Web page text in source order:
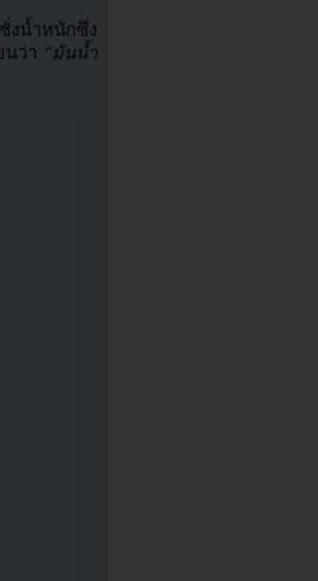
งน้ำหนักซึ่ง
ว่า “มันน้ำ